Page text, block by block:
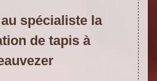
spécialiste la
de tapis à